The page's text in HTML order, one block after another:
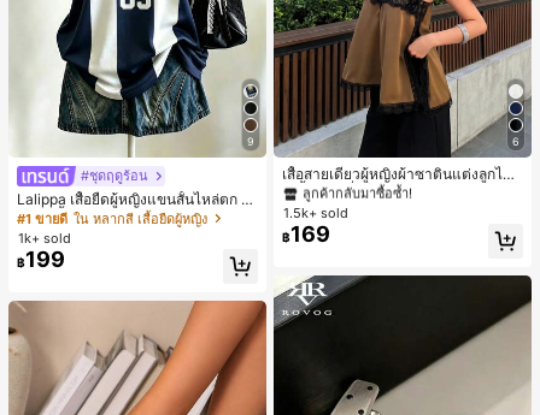
9
#ชุดฤดูร้อน
Lalippa เสื้อยืดผู้หญิงแขนสั้นไหล่ตก ค
อวีปกเสื้อ ลายพิมพ์ดิจิทัลลายทาง สไตล์
สปอร์ตแฟชั่นมินิมอล ของขวัญสำหรับเ
พื่อน
#1 ขายดี ใน หลากสี เสื้อยืดผู้หญิง
1k+ sold
฿199
6
เสื้อสายเดี่ยวผู้หญิงผ้าซาตินแต่งลูกไม้
- เสื้อสายเดี่ยวฤดูร้อนสีคากีมีรอยผ่าด้า
นข้างที่น่าดึงดูดแบบสบายๆ
#1 ขายดี
ใน สีกากี เสื้อสตรี เสื้อเบลาส์ & Tee
ลูกค้ากลับมาซื้อซ้ำ!
#1 ขายดี
ใน สีกากี เสื้อสตรี เสื้อเบลาส์ & Tee
ลูกค้ากลับมาซื้อซ้ำ!
#1 ขายดี
ใน สีกากี เสื้อสตรี เสื้อเบลาส์ & Tee
ลูกค้ากลับมาซื้อซ้ำ!
#1 ขายดี
ลูกค้ากลับมาซื้อซ้ำ!
1.5k+ sold
฿169